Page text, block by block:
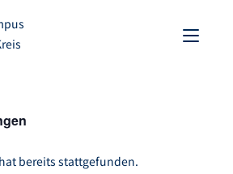
bereits stattgefunden.